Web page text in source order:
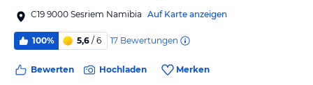
C19 9000 Sesriem Namibia Auf Karte anzeigen
100% 5,6 / 6 17 Bewertungen
Bewerten Hochladen Merken